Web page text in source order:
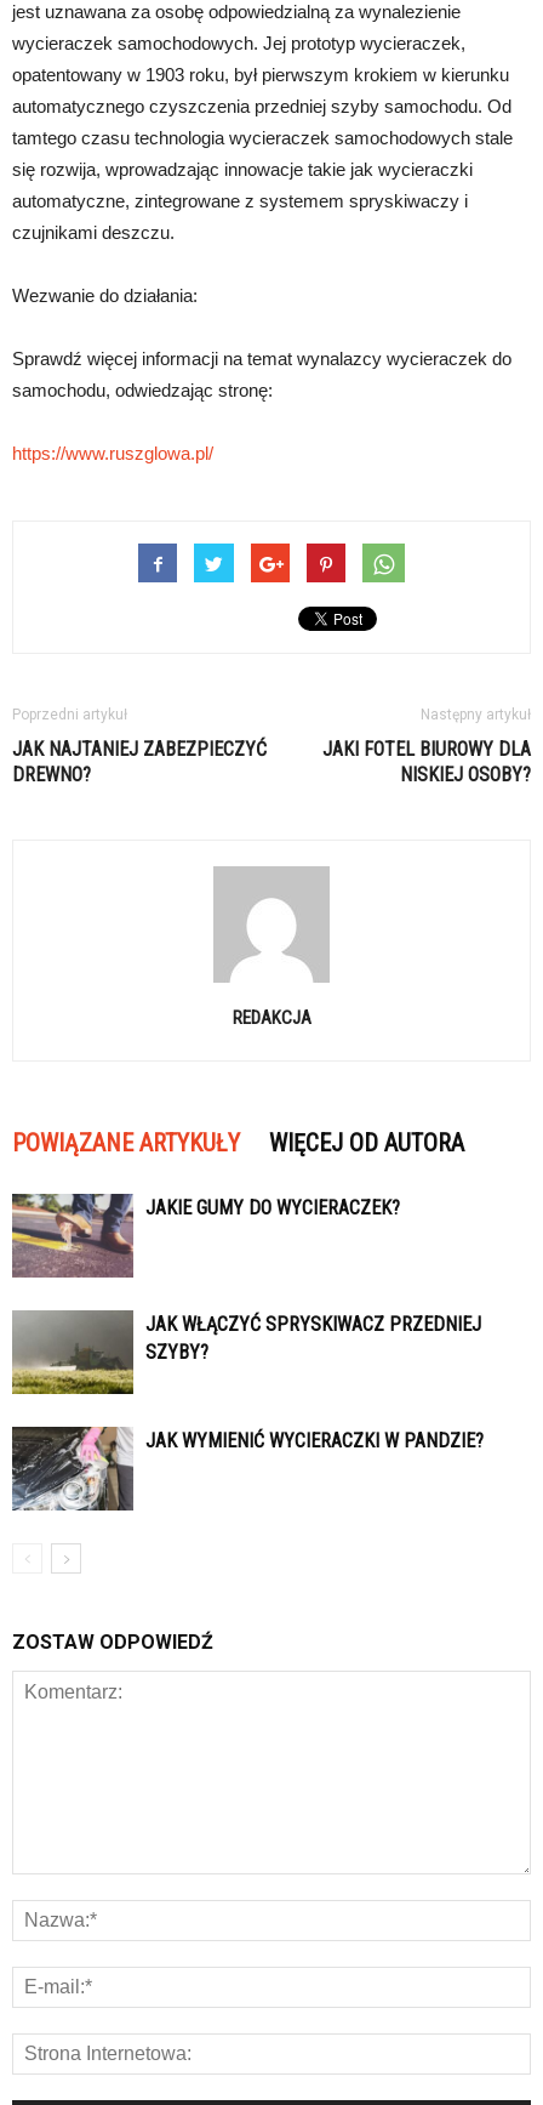
jest uznawana za osobę odpowiedzialną za wynalezienie
wycieraczek samochodowych. Jej prototyp wycieraczek,
opatentowany w 1903 roku, był pierwszym krokiem w kierunku
automatycznego czyszczenia przedniej szyby samochodu. Od
tamtego czasu technologia wycieraczek samochodowych stale
się rozwija, wprowadzając innowacje takie jak wycieraczki
automatyczne, zintegrowane z systemem spryskiwaczy i
czujnikami deszczu.
Wezwanie do działania:
Sprawdź więcej informacji na temat wynalazcy wycieraczek do
samochodu, odwiedzając stronę:
https://www.ruszglowa.pl/
Poprzedni artykuł
JAK NAJTANIEJ ZABEZPIECZYĆ
DREWNO?
Następny artykuł
JAKI FOTEL BIUROWY DLA
NISKIEJ OSOBY?
REDAKCJA
POWIĄZANE ARTYKUŁY WIĘCEJ OD AUTORA
JAKIE GUMY DO WYCIERACZEK?
JAK WŁĄCZYĆ SPRYSKIWACZ PRZEDNIEJ
SZYBY?
JAK WYMIENIĆ WYCIERACZKI W PANDZIE?
ZOSTAW ODPOWIEDŹ